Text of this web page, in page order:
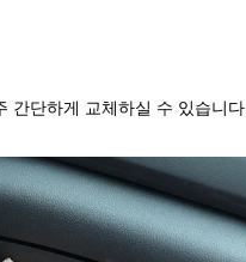
간단하게 교체하실 수 있습니다